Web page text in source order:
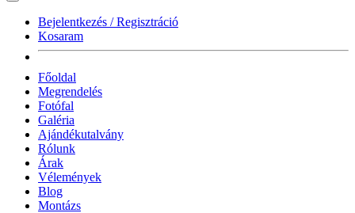
Bejelentkezés / Regisztráció
Kosaram
Főoldal
Megrendelés
Fotófal
Galéria
Ajándékutalvány
Rólunk
Árak
Vélemények
Blog
Montázs